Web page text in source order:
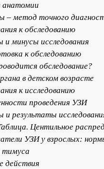
анатомии
– метод точного
к обследованию
и минусы исследования
к обследованию
обследование?
в детском возрасте
к исследованию
проведения УЗИ
результаты
Центильное
УЗИ у взрослых:
тимуса
действия